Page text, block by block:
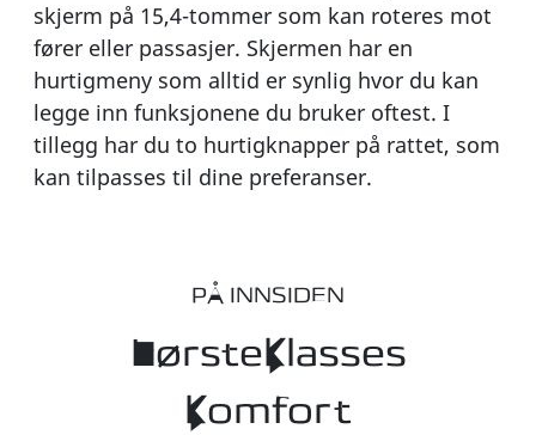
skjerm på 15,4-tommer som kan roteres mot
fører eller passasjer. Skjermen har en
hurtigmeny som alltid er synlig hvor du kan
legge inn funksjonene du bruker oftest. I
tillegg har du to hurtigknapper på rattet, som
kan tilpasses til dine preferanser.
PÅ INNSIDEN
Førsteklasses
komfort